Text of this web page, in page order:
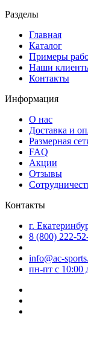
Разделы
Главная
Каталог
Примеры
Наши
Контакты
Информация
О нас
Доставка и
Размерная
FAQ
Акции
Отзывы
Контакты
г.
8 (800) 222-
info@ac-
пн-пт c 10:00